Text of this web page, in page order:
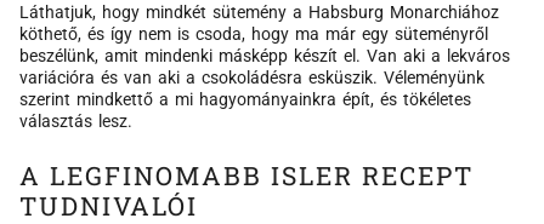
Láthatjuk, hogy mindkét sütemény a Habsburg Monarchiához
köthető, és így nem is csoda, hogy ma már egy süteményről
beszélünk, amit mindenki másképp készít el. Van aki a lekváros
variációra és van aki a csokoládésra esküszik. Véleményünk
szerint mindkettő a mi hagyományainkra épít, és tökéletes
választás lesz.
A LEGFINOMABB ISLER RECEPT
TUDNIVALÓI